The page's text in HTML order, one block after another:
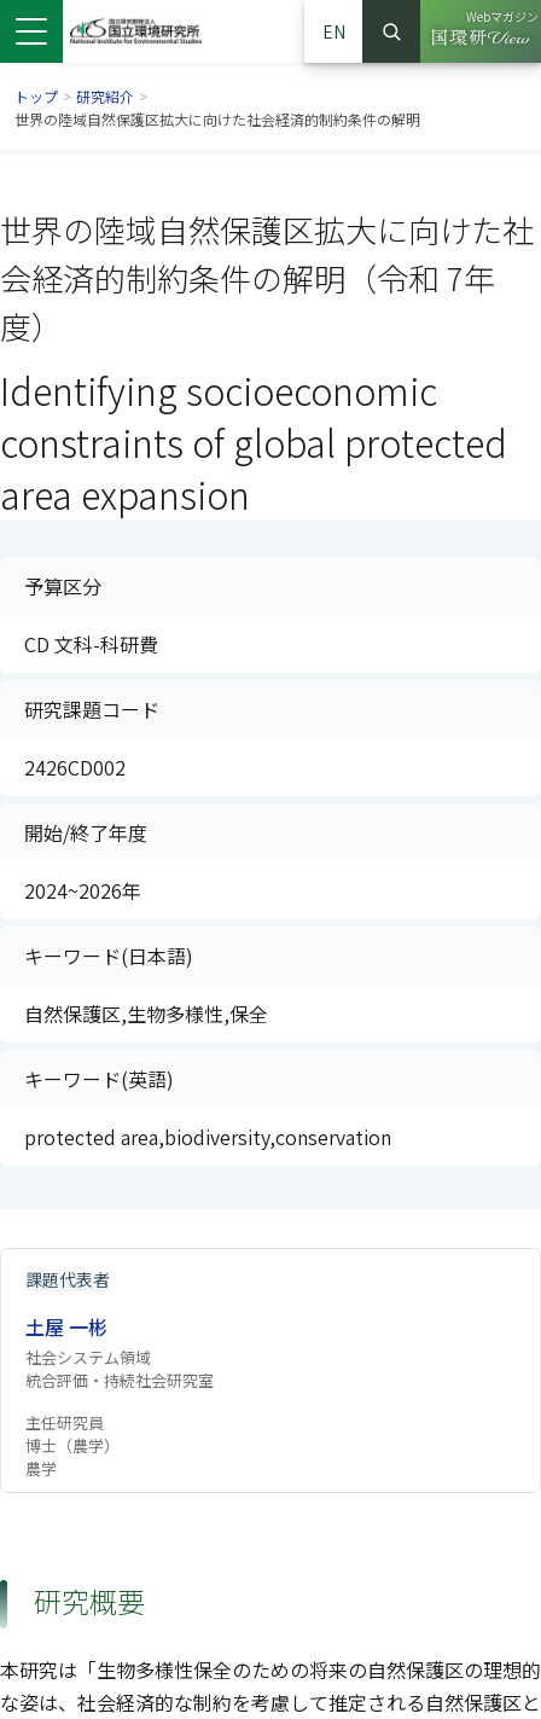
ドウで開きます）
ンドウで開きます）
ウインドウで開きます）
EN
サイト内検索
検索
Webマガジン
（別ウイ
トップ > 研究紹介 >
世界の陸域自然保護区拡大に向けた社会経済的制約条件の解明
世界の陸域自然保護区拡大に向けた社
会経済的制約条件の解明（令和 7年
度）
Identifying socioeconomic
constraints of global protected
area expansion
予算区分
CD 文科-科研費
研究課題コード
2426CD002
開始/終了年度
2024~2026年
キーワード(日本語)
自然保護区,生物多様性,保全
キーワード(英語)
protected area,biodiversity,conservation
課題代表者
土屋 一彬
社会システム領域
統合評価・持続社会研究室
主任研究員
博士（農学）
農学
研究概要
本研究は「生物多様性保全のための将来の自然保護区の理想的
な姿は、社会経済的な制約を考慮して推定される自然保護区と